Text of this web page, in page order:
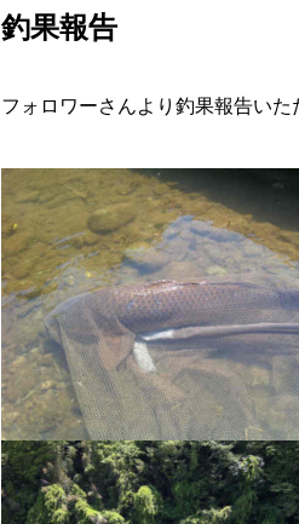
釣果報告
フォロワーさんより釣果報告いた